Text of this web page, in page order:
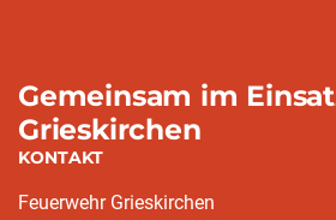
Gemeinsam im
Grieskirchen
KONTAKT
Feuerwehr Grieskirchen